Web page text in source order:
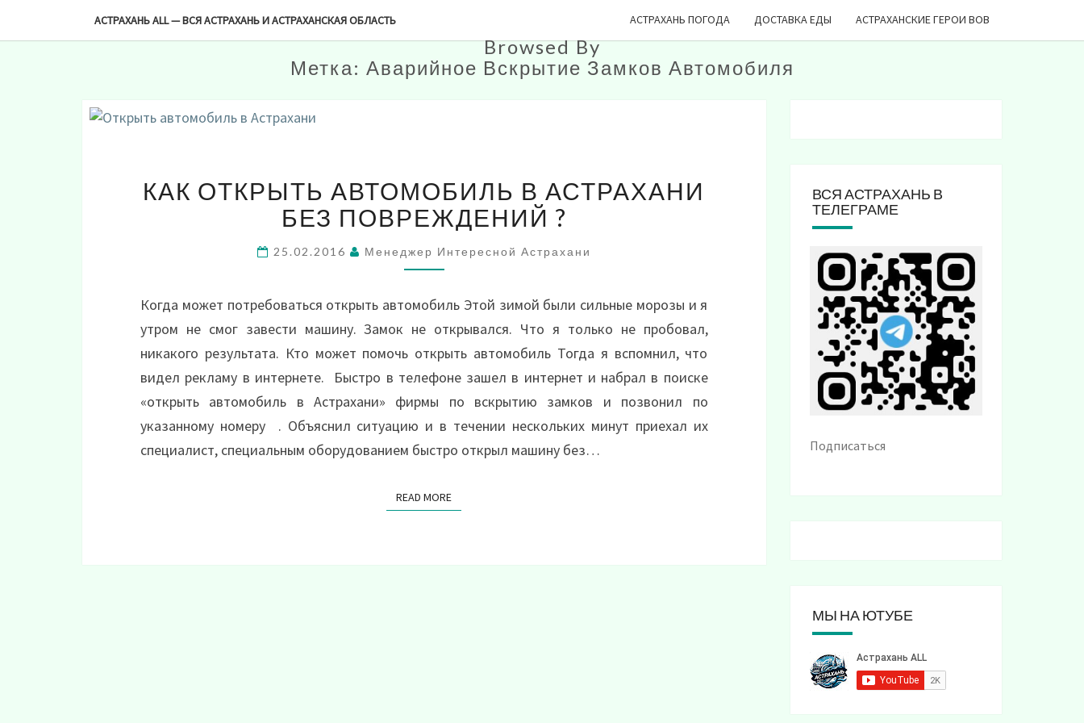
АСТРАХАНЬ ALL — ВСЯ АСТРАХАНЬ И АСТРАХАНСКАЯ ОБЛАСТЬ АСТРАХАНЬ ПОГОДА ДОСТАВКА ЕДЫ АСТРАХАНСКИЕ ГЕРОИ ВОВ
Browsed By
Метка: Аварийное Вскрытие Замков Автомобиля
ОТКРЫТЬ
АВТОМОБИЛЬ
В
АСТРАХАНИ
БЕЗ
?
КАК ОТКРЫТЬ АВТОМОБИЛЬ В АСТРАХАНИ
БЕЗ ПОВРЕЖДЕНИЙ ?
25.02.2016 Менеджер Интересной Астрахани
Когда может потребоваться открыть автомобиль Этой зимой были сильные морозы и я
утром не смог завести машину. Замок не открывался. Что я только не пробовал,
никакого результата. Кто может помочь открыть автомобиль Тогда я вспомнил, что
видел рекламу в интернете. Быстро в телефоне зашел в интернет и набрал в поиске
«открыть автомобиль в Астрахани» фирмы по вскрытию замков и позвонил по
указанному номеру . Объяснил ситуацию и в течении нескольких минут приехал их
специалист, специальным оборудованием быстро открыл машину без…
READ MOREREAD MORE
ВСЯ АСТРАХАНЬ В
ТЕЛЕГРАМЕ
Подписаться
МЫ НА ЮТУБЕ